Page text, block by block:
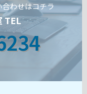
わせはコチラ
TEL